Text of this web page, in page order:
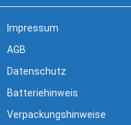
Impressum
AGB
Datenschutz
Batteriehinweis
Verpackungshinweise